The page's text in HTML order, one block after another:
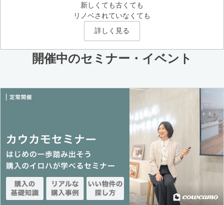
新しくても古くても
リノベされていなくても
詳しく見る
開催中のセミナー・イベント